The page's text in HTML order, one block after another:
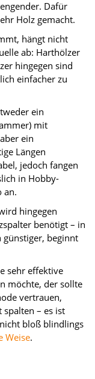
Dafür
Holz gemacht.
hängt nicht
ab: Harthölzer
hingegen sind
einfacher zu
ein
mit
ein
Längen
jedoch fangen
in Hobby-
an.
hingegen
benötigt – in
günstiger, beginnt
sehr effektive
möchte, der sollte
vertrauen,
– es ist
bloß blindlings
Weise.